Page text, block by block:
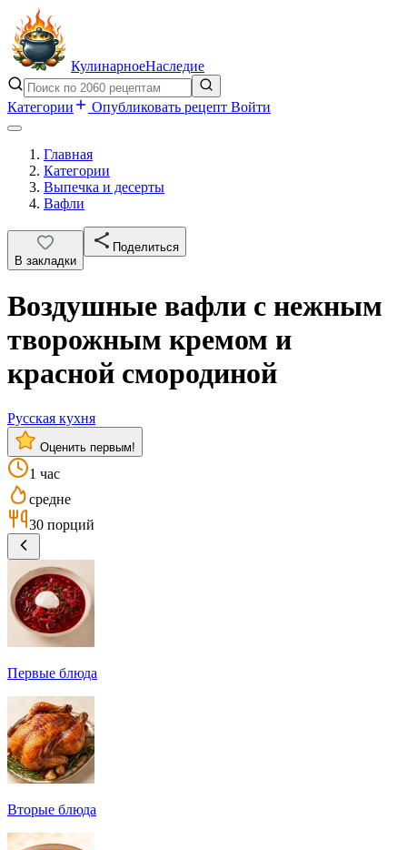
КулинарноеНаследие
Категории Опубликовать рецепт Войти
Главная
Категории
Выпечка и десерты
Вафли
В закладки
Поделиться
Воздушные вафли с нежным
творожным кремом и
красной смородиной
Русская кухня
Оценить первым!
1 час
средне
30 порций
Первые блюда
Вторые блюда